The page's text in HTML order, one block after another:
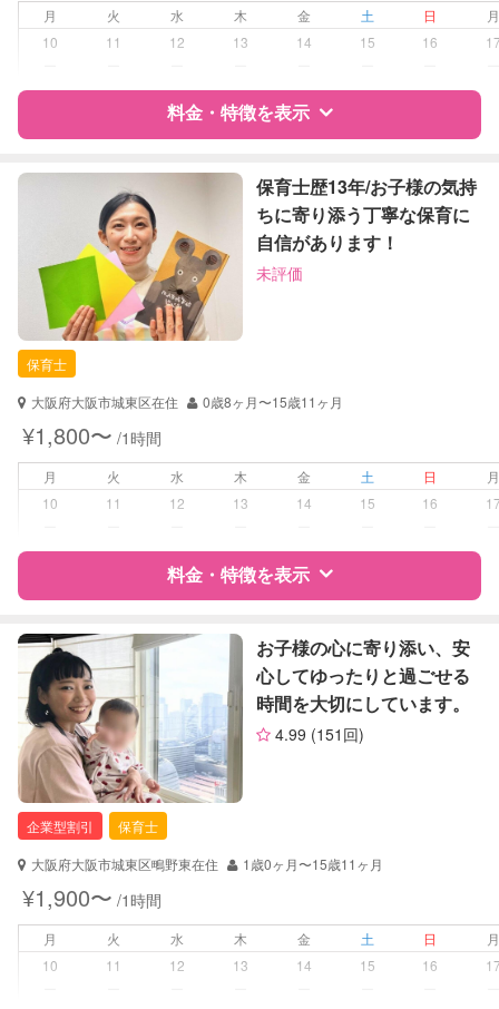
病児対応 病児、病後児、ともに不可
なし
定期予約 可能
お子様の撮影
（定期特典）
対応可能
月 火 水 木 金 土 日
10
11 12 13 14 15 16
料金・特徴を表示
特徴 料金 レビュー
サポートの特徴
資格
企業型割引対象(旧内閣府補助対象)
保育士
対応可能/特徴
送迎サポート
病児対応 病児、病後児、ともに不可
障がい児対応 対応可否は個別に相談
レッスン なし
定期予約 お引き受けしていません
お子様の撮影
（定期特典）
対応不可
保育士歴13年/お子様の気持
ちに寄り添う丁寧な保育に
自信があります！
未評価
保育士
大阪府大阪市城東区在住
0歳8ヶ月〜15歳11ヶ月
¥1,800〜 /1時間
月 火 水 木 金 土 日
10
11 12 13 14 15 16
料金・特徴を表示
特徴 料金 レビュー
サポートの特徴
資格
自治体届出済ベビーシッター
保育士
幼稚園教諭
対応可能/特徴 送迎サポート
病児対応
障がい児対応 対応可否は個別に相談
お子様の心に寄り添い、安
心してゆったりと過ごせる
時間を大切にしています。
4.99 (151回)
企業型割引
保育士
大阪府大阪市城東区鴫野東在住
1歳0ヶ月〜15歳11ヶ月
¥1,900〜 /1時間
月 火 水 木 金 土 日
10
11 12 13 14 15 16